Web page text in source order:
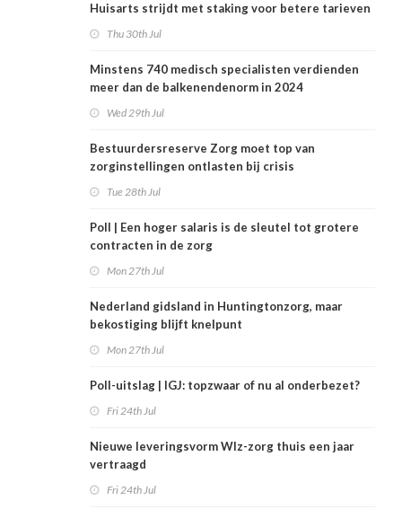
Huisarts strijdt met staking voor betere tarieven
Thu 30th Jul
Minstens 740 medisch specialisten verdienden
meer dan de balkenendenorm in 2024
Wed 29th Jul
Bestuurdersreserve Zorg moet top van
zorginstellingen ontlasten bij crisis
Tue 28th Jul
Poll | Een hoger salaris is de sleutel tot grotere
contracten in de zorg
Mon 27th Jul
Nederland gidsland in Huntingtonzorg, maar
bekostiging blijft knelpunt
Mon 27th Jul
Poll-uitslag | IGJ: topzwaar of nu al onderbezet?
Fri 24th Jul
Nieuwe leveringsvorm Wlz-zorg thuis een jaar
vertraagd
Fri 24th Jul